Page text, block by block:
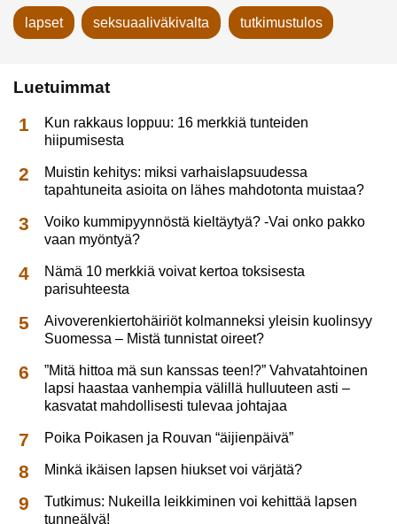
lapset seksuaaliväkivalta tutkimustulos
Luetuimmat
Kun rakkaus loppuu: 16 merkkiä tunteiden
hiipumisesta
Muistin kehitys: miksi varhaislapsuudessa
tapahtuneita asioita on lähes mahdotonta muistaa?
Voiko kummipyynnöstä kieltäytyä? -Vai onko pakko
vaan myöntyä?
Nämä 10 merkkiä voivat kertoa toksisesta
parisuhteesta
Aivoverenkiertohäiriöt kolmanneksi yleisin kuolinsyy
Suomessa – Mistä tunnistat oireet?
”Mitä hittoa mä sun kanssas teen!?” Vahvatahtoinen
lapsi haastaa vanhempia välillä hulluuteen asti –
kasvatat mahdollisesti tulevaa johtajaa
Poika Poikasen ja Rouvan “äijienpäivä”
Minkä ikäisen lapsen hiukset voi värjätä?
Tutkimus: Nukeilla leikkiminen voi kehittää lapsen
tunneälyä!